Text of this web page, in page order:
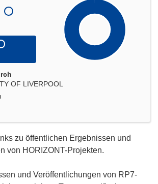
OF LIVERPOOL
zu öffentlichen Ergebnissen und
von HORIZONT-Projekten.
und Veröffentlichungen von RP7-